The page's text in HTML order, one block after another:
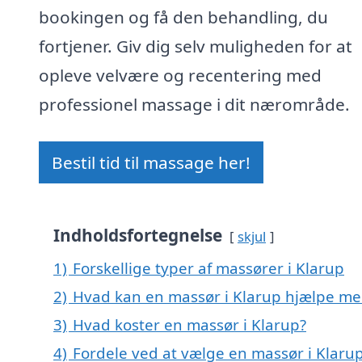
bookingen og få den behandling, du
fortjener. Giv dig selv muligheden for at
opleve velvære og recentering med
professionel massage i dit nærområde.
Bestil tid til massage her!
Indholdsfortegnelse skjul
1) Forskellige typer af massører i Klarup
2) Hvad kan en massør i Klarup hjælpe
3) Hvad koster en massør i Klarup?
4) Fordele ved at vælge en massør i